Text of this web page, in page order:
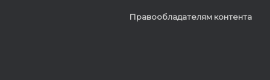
Правообладателям контента